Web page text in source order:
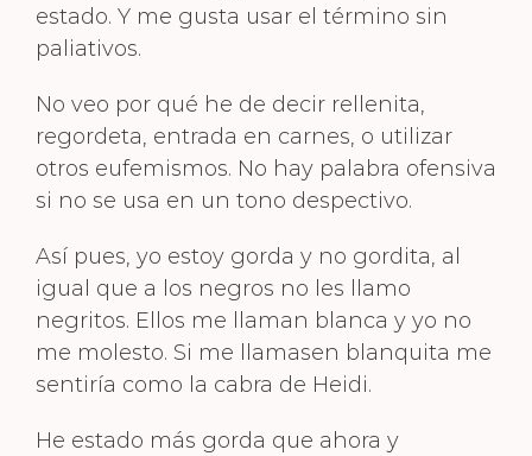
estado. Y me gusta usar el término sin
paliativos.
No veo por qué he de decir rellenita,
regordeta, entrada en carnes, o utilizar
otros eufemismos. No hay palabra ofensiva
si no se usa en un tono despectivo.
Así pues, yo estoy gorda y no gordita, al
igual que a los negros no les llamo
negritos. Ellos me llaman blanca y yo no
me molesto. Si me llamasen blanquita me
sentiría como la cabra de Heidi.
He estado más gorda que ahora y